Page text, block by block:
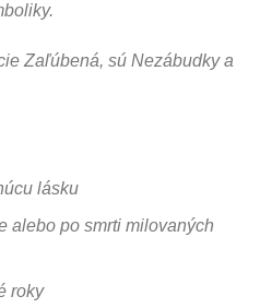
Zaľúbená, sú Nezábudky a
lásku
alebo po smrti milovaných
roky